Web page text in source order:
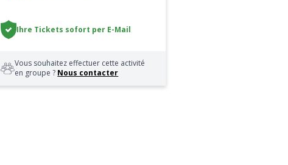
Ihre Tickets sofort per E-Mail
Vous souhaitez effectuer cette activité
en groupe ? Nous contacter